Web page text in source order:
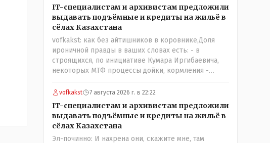
провести той на 250-300 человек там обойдётся в
разы дешевле чем в Костанае. Цитата:///Кому
доверять?/// Только себе: - за что боролись на то и
напоролись- хотели капитализм, жить по принципу:
"...человек-человеку- волк....", не захотели жить в
коммунизме где был принцип: "....человек человеку-
брат...."
холдинг и теперь против президента выступает!
Вот ни капельки ему не поверю, что он действует в
интересах страны, про народ уже и не говорю!
Опять какие то закулисные игры?
IT-специалистам и архивистам предложили
выдавать подъёмные и кредиты на жильё в
сёлах Казахстана
vofkakst: как без айтишников в коровнике,Доля
ироничной правды в ваших словах есть: - в
строящихся, по инициативе Кумара Иргибаевича,
некоторых МТФ процессы дойки, кормления -
оцифрованы и иногда эти программы дают сбой - и
тогда они нужны, хотя я насколько в курсе своей
можно решать и устранять эти сбои и удалённо -
лёжа на диване, в городе. Но, этих современных и
оцифрованных МТФ критично мало для массового
переезда лохматых и обкуренных молодых ребят
vofkakst 7 августа 2026 г. в 22:22
IT-специалистам и архивистам предложили
выдавать подъёмные и кредиты на жильё в
сёлах Казахстана
Эл-починно: И нахрена они, скажите мне, там